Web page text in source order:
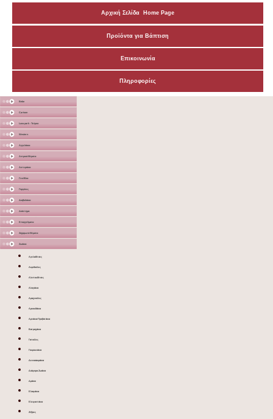
Αρχική Σελίδα Home Page
Προϊόντα για Βάπτιση
Επικοινωνία
Πληροφορίες
Bebe
Cartoon
Luna park - Τσίρκο
Western
Αγγελάκια
Αντρικά Θέματα
Αστεράκια
Γενέθλια
Γοργόνες
Διαβολάκια
Διάστημα
Επαγγέλματα
Ζαχαρωτά Θέματα
Ζωάκια
Αγελαδίτσες
Ακριδούλες
Αλεπουδίτσες
Αλογάκια
Αραχνούλες
Αρκουδάκια
Αρνάκια-Προβατάκια
Βατραχάκια
Γατούλες
Γουρουνάκια
Δεινοσαυράκια
Διάφορα Ζωάκια
Δράκοι
Ελαφάκια
Ελεφαντάκια
Ζέβρες